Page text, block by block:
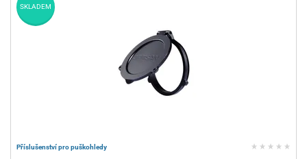
Příslušenství pro puškohledy
SKLADEM